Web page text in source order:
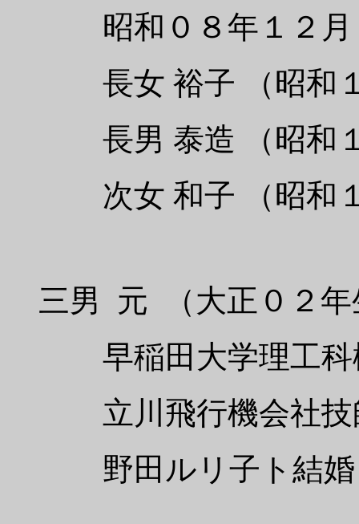
昭和０８年１２月
長女 裕子 （昭和１
長男 泰造 （昭和１
次女 和子 （昭和１
三男 元 （大正０２年
早稲田大学理工科
立川飛行機会社技
野田ルリ子ト結婚